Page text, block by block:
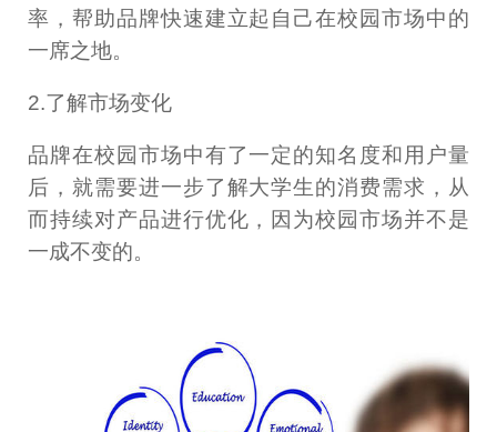
率，帮助品牌快速建立起自己在校园市场中的
一席之地。
2.了解市场变化
品牌在校园市场中有了一定的知名度和用户量
后，就需要进一步了解大学生的消费需求，从
而持续对产品进行优化，因为校园市场并不是
一成不变的。